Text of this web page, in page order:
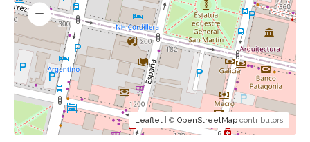
Leaflet | © OpenStreetMap contributors